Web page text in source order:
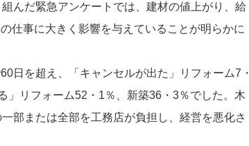
んだ緊急アンケートでは、建材の値上がり、給
仕事に大きく影響を与えていることが明らかに
日を超え、「キャンセルが出た」リフォーム7・
」リフォーム52・1％、新築36・3％でした。木
部または全部を工務店が負担し、経営を悪化さ